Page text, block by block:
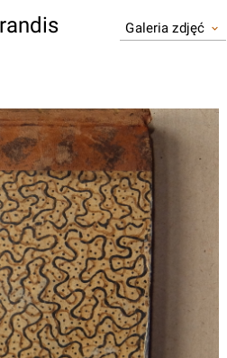
Galeria zdjęć